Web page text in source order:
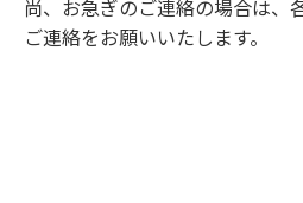
尚、お急ぎのご連絡の場合は、
ご連絡をお願いいたします。